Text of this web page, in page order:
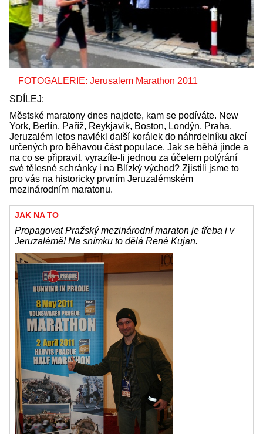
FOTOGALERIE: Jerusalem Marathon 2011
SDÍLEJ:
Městské maratony dnes najdete, kam se podíváte. New
York, Berlín, Paříž, Reykjavík, Boston, Londýn, Praha.
Jeruzalém letos navlékl další korálek do náhrdelníku akcí
určených pro běhavou část populace. Jak se běhá jinde a
na co se připravit, vyrazíte-li jednou za účelem potýrání
své tělesné schránky i na Blízký východ? Zjistili jsme to
pro vás na historicky prvním Jeruzalémském
mezinárodním maratonu.
JAK NA TO
Propagovat Pražský mezinárodní maraton je třeba i v
Jeruzalémě! Na snímku to dělá René Kujan.